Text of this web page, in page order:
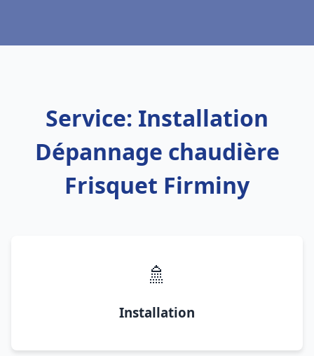
Service: Installation
Dépannage chaudière
Frisquet Firminy
🚿
Installation